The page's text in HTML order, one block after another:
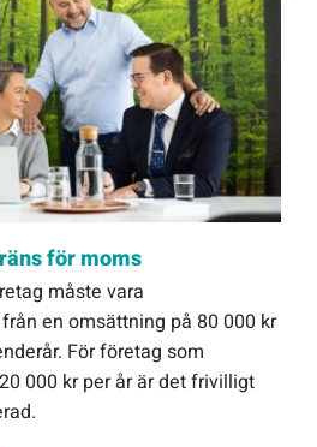
för moms
måste vara
en omsättning på 80 000 kr
För företag som
000 kr per år är det frivilligt